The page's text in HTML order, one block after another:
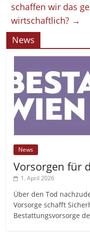
schaffen wir das
wirtschaftlich? →
News
News
Vorsorgen für
1. April 2026
Über den Tod
Vorsorge schafft
Bestattungsvorsorge